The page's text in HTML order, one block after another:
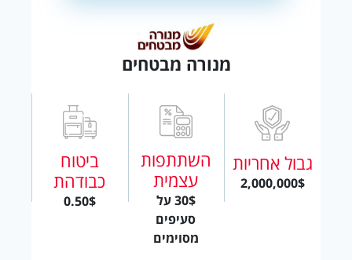
מנורה מבטחים
גבול אחריות
2,000,000$
השתתפות
עצמית
30$ על
סעיפים
מסוימים
ביטוח
כבודהת
0.50$